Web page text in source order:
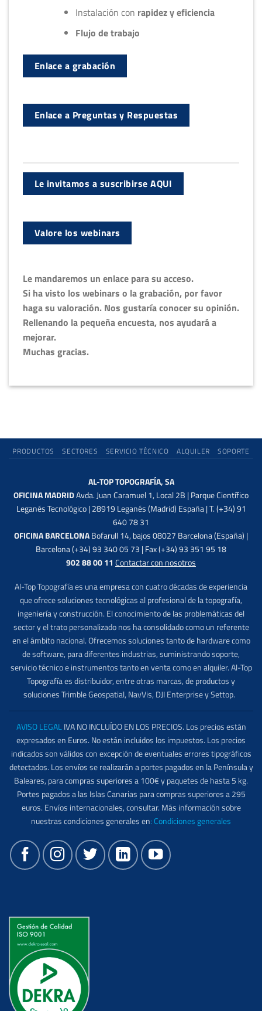
Instalación con rapidez y eficiencia
Flujo de trabajo
Enlace a grabación
Enlace a Preguntas y Respuestas
Le invitamos a suscribirse AQUI
Valore los webinars
Le mandaremos un enlace para su acceso.
Si ha visto los webinars o la grabación, por favor
haga su valoración. Nos gustaría conocer su opinión.
Rellenando la pequeña encuesta, nos ayudará a
mejorar.
Muchas gracias.
PRODUCTOS SECTORES SERVICIO TÉCNICO ALQUILER SOPORTE
AL-TOP TOPOGRAFÍA, SA
OFICINA MADRIDAvda. Juan Caramuel 1, Local 2B | Parque Científico
Leganés Tecnológico | 28919 Leganés (Madrid) España | T. (+34) 91
640 78 31
OFICINA BARCELONABofarull 14, bajos 08027 Barcelona (España) |
Barcelona (+34) 93 340 05 73 | Fax (+34) 93 351 95 18
902 88 00 11 Contactar con nosotros
Al-Top Topografía es una empresa con cuatro décadas de experiencia
que ofrece soluciones tecnológicas al profesional de la topografía,
ingeniería y construcción. El conocimiento de las problemáticas del
sector y el trato personalizado nos ha consolidado como un referente
en el ámbito nacional. Ofrecemos soluciones tanto de hardware como
de software, para diferentes industrias, suministrando soporte,
servicio técnico e instrumentos tanto en venta como en alquiler. Al-Top
Topografía es distribuidor, entre otras marcas, de productos y
soluciones Trimble Geospatial, NavVis, DJI Enterprise y Settop.
AVISO LEGALIVA NO INCLUÍDO EN LOS PRECIOS. Los precios están
expresados en Euros. No están incluidos los impuestos. Los precios
indicados son válidos con excepción de eventuales errores tipográficos
detectados. Los envíos se realizarán a portes pagados en la Península y
Baleares, para compras superiores a 100€ y paquetes de hasta 5 kg.
Portes pagados a las Islas Canarias para compras superiores a 295
euros. Envíos internacionales, consultar. Más información sobre
nuestras condiciones generales en: Condiciones generales